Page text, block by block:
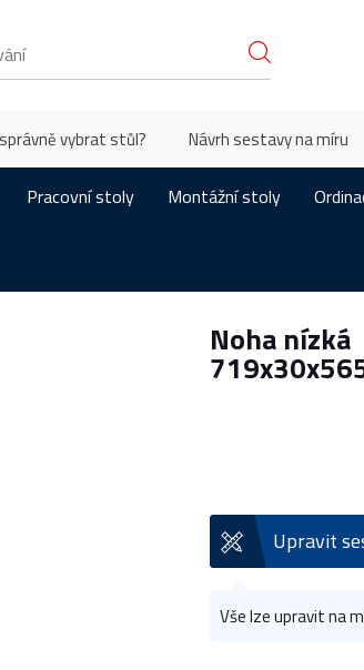
vybrat stůl? Návrh sestavy na míru
Pracovní stoly Montážní stoly
Noha nízká
Upravit
Vše lze upravit na